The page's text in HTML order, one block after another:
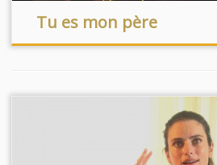
Tu es mon père